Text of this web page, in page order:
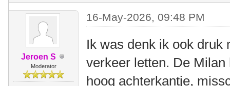
Jeroen S
Moderator
16-May-2026, 09:48 PM
Ik was denk ik ook druk
verkeer letten. De
hoog achterkantje,